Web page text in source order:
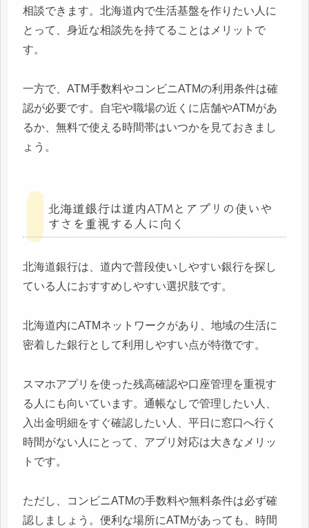
相談できます。北海道内で生活基盤を作りたい人に
とって、身近な相談先を持てることはメリットで
す。
一方で、ATM手数料やコンビニATMの利用条件は確
認が必要です。自宅や職場の近くに店舗やATMがあ
るか、無料で使える時間帯はいつかを見ておきまし
ょう。
北海道銀行は道内ATMとアプリの使いや
すさを重視する人に向く
北海道銀行は、道内で普段使いしやすい銀行を探し
ている人におすすめしやすい選択肢です。
北海道内にATMネットワークがあり、地域の生活に
密着した銀行として利用しやすい点が特徴です。
スマホアプリを使った残高確認や口座管理を重視す
る人にも向いています。通帳なしで管理したい人、
入出金明細をすぐ確認したい人、平日に窓口へ行く
時間がない人にとって、アプリ対応は大きなメリッ
トです。
ただし、コンビニATMの手数料や無料条件は必ず確
認しましょう。便利な場所にATMがあっても、時間